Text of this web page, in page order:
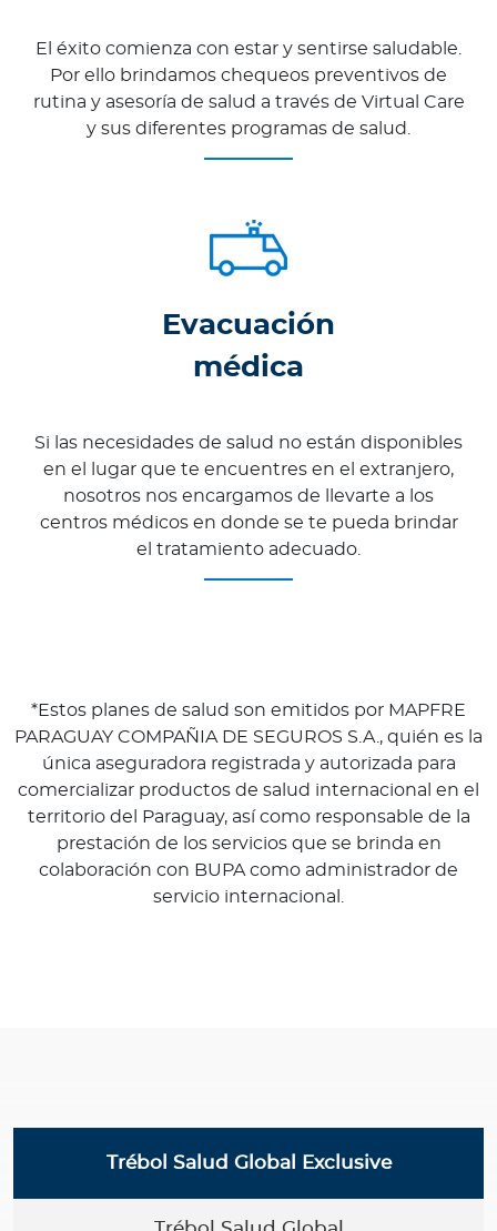
El éxito comienza con estar y sentirse saludable.
Por ello brindamos chequeos preventivos de
rutina y asesoría de salud a través de Virtual Care
y sus diferentes programas de salud.
Evacuación
médica
Si las necesidades de salud no están disponibles
en el lugar que te encuentres en el extranjero,
nosotros nos encargamos de llevarte a los
centros médicos en donde se te pueda brindar
el tratamiento adecuado.
*Estos planes de salud son emitidos por MAPFRE
PARAGUAY COMPAÑIA DE SEGUROS S.A., quién es la
única aseguradora registrada y autorizada para
comercializar productos de salud internacional en el
territorio del Paraguay, así como responsable de la
prestación de los servicios que se brinda en
colaboración con BUPA como administrador de
servicio internacional.
Trébol Salud Global Exclusive